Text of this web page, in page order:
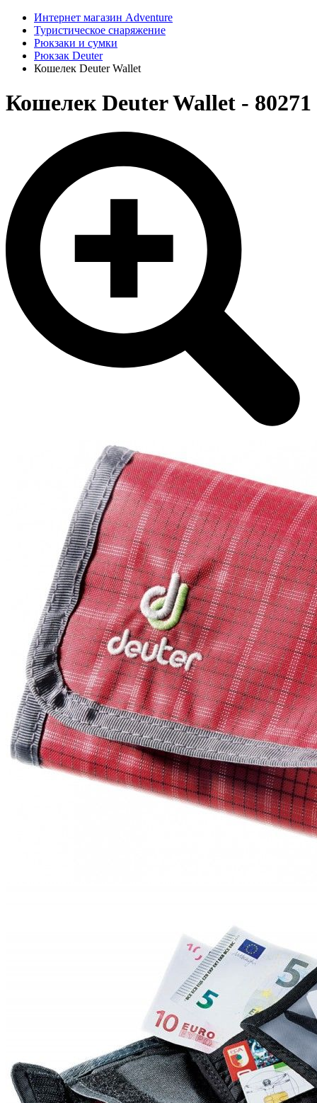
Интернет магазин Adventure
Туристическое снаряжение
Рюкзаки и сумки
Рюкзак Deuter
Кошелек Deuter Wallet
Кошелек Deuter Wallet - 80271